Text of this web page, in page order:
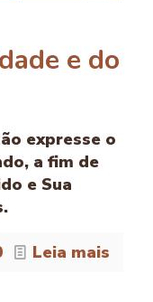
e do
expresse o
a fim de
e Sua
Leia mais